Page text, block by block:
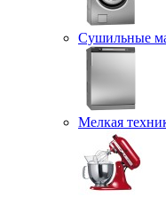
Сушильные
Мелкая